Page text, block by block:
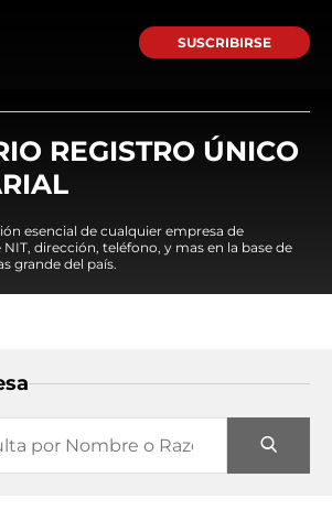
SUSCRIBIRSE
REGISTRO ÚNICO
esencial de cualquier empresa de
dirección, teléfono, y mas en la base de
grande del país.